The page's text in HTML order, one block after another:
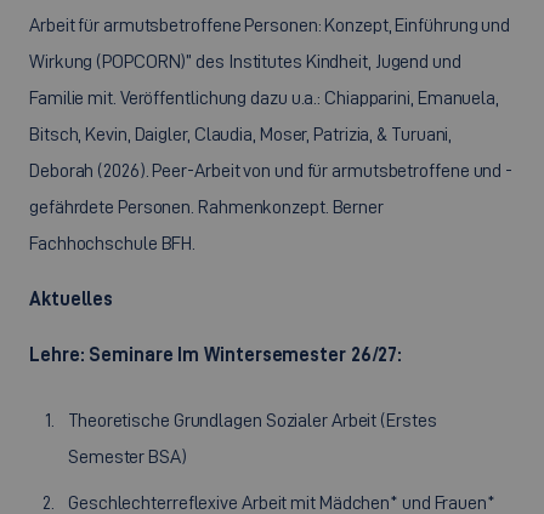
Arbeit für armutsbetroffene Personen: Konzept, Einführung und
Wirkung (POPCORN)” des Institutes Kindheit, Jugend und
Familie mit. Veröffentlichung dazu u.a.: Chiapparini, Emanuela,
Bitsch, Kevin, Daigler, Claudia, Moser, Patrizia, & Turuani,
Deborah (2026). Peer-Arbeit von und für armutsbetroffene und -
gefährdete Personen. Rahmenkonzept. Berner
Fachhochschule BFH.
Aktuelles
Lehre: Seminare Im Wintersemester 26/27:
Theoretische Grundlagen Sozialer Arbeit (Erstes
Semester BSA)
Geschlechterreflexive Arbeit mit Mädchen* und Frauen*